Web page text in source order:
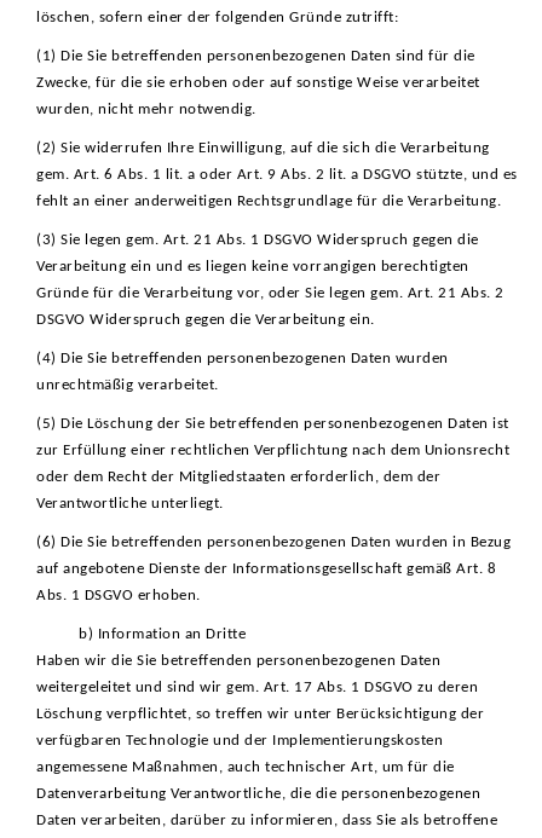
löschen, sofern einer der folgenden Gründe zutrifft:
(1) Die Sie betreffenden personenbezogenen Daten sind für die
Zwecke, für die sie erhoben oder auf sonstige Weise verarbeitet
wurden, nicht mehr notwendig.
(2) Sie widerrufen Ihre Einwilligung, auf die sich die Verarbeitung
gem. Art. 6 Abs. 1 lit. a oder Art. 9 Abs. 2 lit. a DSGVO stützte, und es
fehlt an einer anderweitigen Rechtsgrundlage für die Verarbeitung.
(3) Sie legen gem. Art. 21 Abs. 1 DSGVO Widerspruch gegen die
Verarbeitung ein und es liegen keine vorrangigen berechtigten
Gründe für die Verarbeitung vor, oder Sie legen gem. Art. 21 Abs. 2
DSGVO Widerspruch gegen die Verarbeitung ein.
(4) Die Sie betreffenden personenbezogenen Daten wurden
unrechtmäßig verarbeitet.
(5) Die Löschung der Sie betreffenden personenbezogenen Daten ist
zur Erfüllung einer rechtlichen Verpflichtung nach dem Unionsrecht
oder dem Recht der Mitgliedstaaten erforderlich, dem der
Verantwortliche unterliegt.
(6) Die Sie betreffenden personenbezogenen Daten wurden in Bezug
auf angebotene Dienste der Informationsgesellschaft gemäß Art. 8
Abs. 1 DSGVO erhoben.
b) Information an Dritte
Haben wir die Sie betreffenden personenbezogenen Daten
weitergeleitet und sind wir gem. Art. 17 Abs. 1 DSGVO zu deren
Löschung verpflichtet, so treffen wir unter Berücksichtigung der
verfügbaren Technologie und der Implementierungskosten
angemessene Maßnahmen, auch technischer Art, um für die
Datenverarbeitung Verantwortliche, die die personenbezogenen
Daten verarbeiten, darüber zu informieren, dass Sie als betroffene